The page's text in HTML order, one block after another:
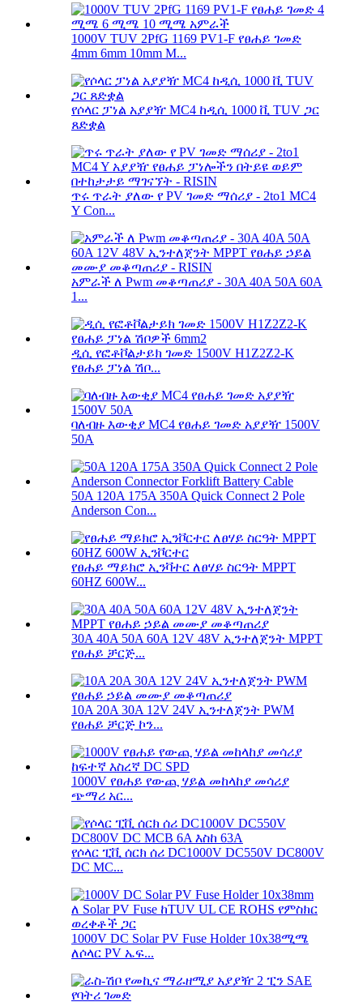
1000V TUV 2PfG 1169 PV1-F የፀሐይ ገመድ
4mm 6mm 10mm M...
የሶላር ፓነል አያያዥ MC4 ከዲሲ 1000 ቪ TUV ጋር
ጸድቋል
ጥሩ ጥራት ያለው የ PV ገመድ ማሰሪያ - 2to1 MC4
Y Con...
አምራች ለ Pwm መቆጣጠሪያ - 30A 40A 50A 60A
1...
ዲሲ የፎቶቮልታይክ ገመድ 1500V H1Z2Z2-K
የፀሐይ ፓነል ሽቦ...
ባለብዙ እውቂያ MC4 የፀሐይ ገመድ አያያዥ 1500V
50A
50A 120A 175A 350A Quick Connect 2 Pole
Anderson Con...
የፀሐይ ማይክሮ ኢንቫተር ለፀሃይ ስርዓት MPPT
60HZ 600W...
30A 40A 50A 60A 12V 48V ኢንተለጀንት MPPT
የፀሐይ ቻርጅ...
10A 20A 30A 12V 24V ኢንተለጀንት PWM
የፀሐይ ቻርጅ ኮን...
1000V የፀሐይ የውጪ ሃይል መከላከያ መሳሪያ
ጭማሪ አር...
የሶላር ፒቪ ሰርክ ሰሪ DC1000V DC550V DC800V
DC MC...
1000V DC Solar PV Fuse Holder 10x38ሚሜ
ለሶላር PV ኤፍ...